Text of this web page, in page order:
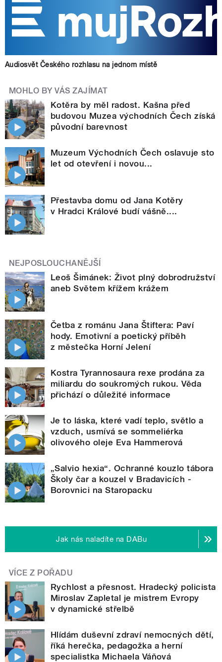
Audiosvět Českého rozhlasu na jednom místě
MOHLO BY VÁS ZAJÍMAT
Kotěra by měl radost. Kašna před
budovou Muzea východních Čech získá
původní barevnost
Muzeum Východních Čech oslavuje sto
let od otevření i novou...
Přestavba domu od Jana Kotěry
v Hradci Králové budí vášně....
NEJPOSLOUCHANĚJŠÍ
Leoš Šimánek: Život plný dobrodružství
aneb Světem křížem krážem
Četba z románu Jana Štiftera: Paví
hody. Emotivní a poetický příběh
z městečka Horní Jelení
Kostra Tyrannosaura rexe prodána za
miliardu do soukromých rukou. Věda
přichází o důležité informace
Je to láska, které vadí teplo, světlo a
vzduch, usmívá se sommeliérka
olivového oleje Eva Hammerová
„Salvio hexia“. Ochranné kouzlo tábora
Školy čar a kouzel v Bradavicích -
Borovnici na Staropacku
Jak nás naladíte na DABu
VÍCE Z POŘADU
Rychlost a přesnost. Hradecký policista
Miroslav Zapletal je mistrem Evropy
v dynamické střelbě
Hlídám duševní zdraví nemocných dětí,
říká herečka, pedagožka a herní
specialistka Michaela Váňová